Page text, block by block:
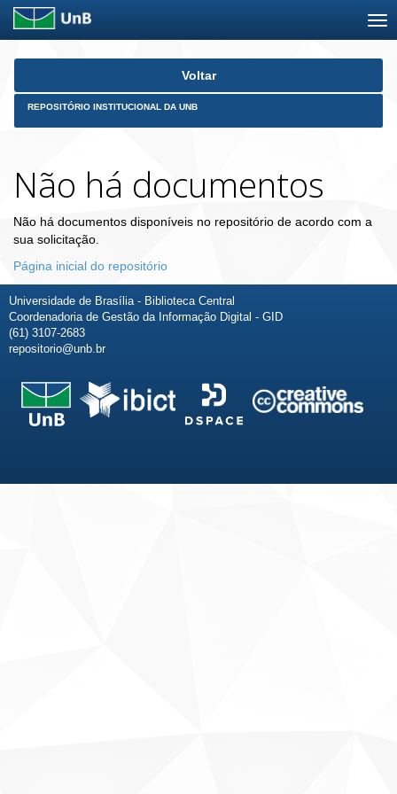
Skip
Voltar
REPOSITÓRIO INSTITUCIONAL DA UNB
Não há documentos
Não há documentos disponíveis no repositório de acordo com a
sua solicitação.
Página inicial do repositório
Universidade de Brasília - Biblioteca Central
Coordenadoria de Gestão da Informação Digital - GID
(61) 3107-2683
repositorio@unb.br